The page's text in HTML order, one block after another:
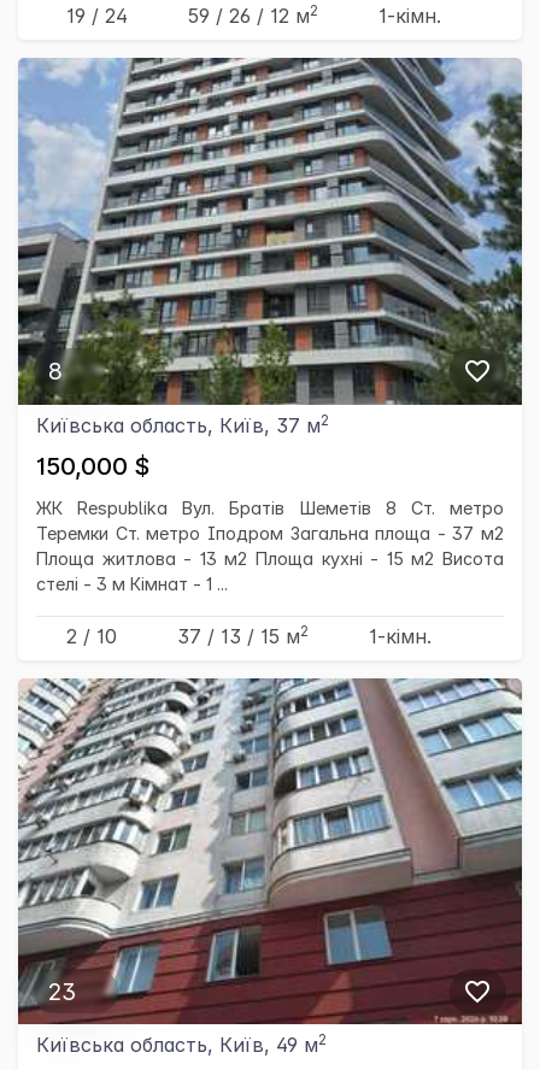
19 / 24 59 / 26 / 12 м2 1-кімн.
8
Київська область, Київ, 37 м2
150,000 $
ЖК Respublika Вул. Братів Шеметів 8 Ст. метро
Теремки Ст. метро Іподром Загальна площа - 37 м2
Площа житлова - 13 м2 Площа кухні - 15 м2 Висота
стелі - 3 м Кімнат - 1 ...
2 / 10 37 / 13 / 15 м2 1-кімн.
23
Київська область, Київ, 49 м2